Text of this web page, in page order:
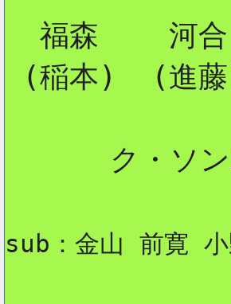
福森    河
(稲本)  (進
ク・ソ
sub：金山 前寛